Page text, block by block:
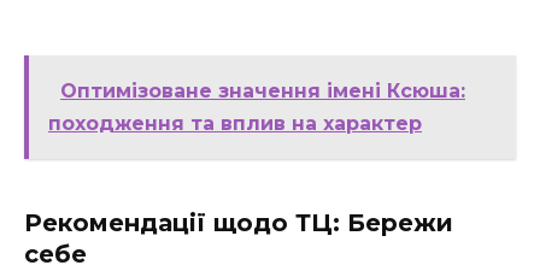
Оптимізоване значення імені Ксюша:
походження та вплив на характер
Рекомендації щодо ТЦ: Бережи
себе